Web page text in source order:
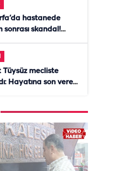
hastanede
sonrası skandal!
Tüysüz mecliste
Hayatına son veren